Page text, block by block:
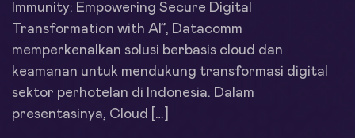
Immunity: Empowering Secure Digital
Transformation with AI”, Datacomm
memperkenalkan solusi berbasis cloud dan
keamanan untuk mendukung transformasi digital
sektor perhotelan di Indonesia. Dalam
presentasinya, Cloud […]